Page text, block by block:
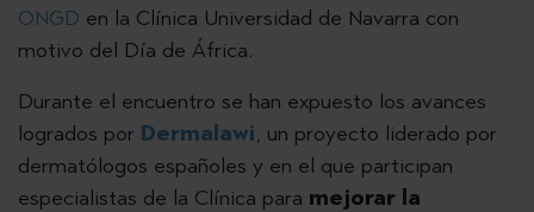
ONGD en la Clínica Universidad de Navarra con
motivo del Día de África.
Durante el encuentro se han expuesto los avances
logrados por Dermalawi, un proyecto liderado por
dermatólogos españoles y en el que participan
especialistas de la Clínica para mejorar la